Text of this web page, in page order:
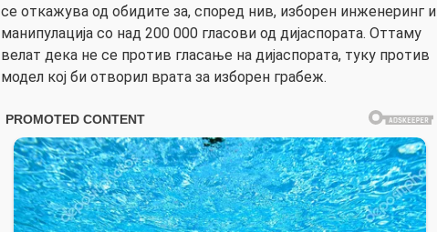
се откажува од обидите за, според нив, изборен инженеринг и
манипулација со над 200 000 гласови од дијаспората. Оттаму
велат дека не се против гласање на дијаспората, туку против
модел кој би отворил врата за изборен грабеж.